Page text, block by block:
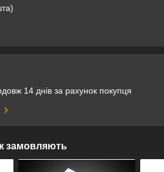
14 днів за рахунок покупця
замовляють